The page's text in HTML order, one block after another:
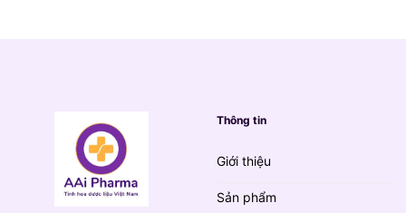
Thông tin
Giới thiệu
Sản phẩm